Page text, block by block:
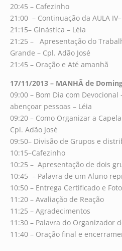
20:45 – Cafezinho
21:00 – Continuação da AULA
21:15– Ginástica – Léia
21:25 – Apresentação do
Grande – Cpl. Adão José
21:45 – Oração e Até amanhã
17/11/2013 – MANHÃ de
09:00 – Bom Dia com
abençoar pessoas – Léia
09:20 – Como Organizar a
Cpl. Adão José
09:50– Divisão de Grupos e
10:15–Cafezinho
10:25 – Apresentação de dois
10:45 – Palavra de um Aluno
10:50 – Entrega Certificado e
11:20 – Avaliação de Reação
11:25 – Agradecimentos
11:30 – Palavra do Organizador
11:40 – Oração final e